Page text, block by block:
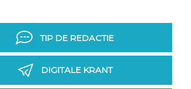
TIP DE REDACTIE
DIGITALE KRANT